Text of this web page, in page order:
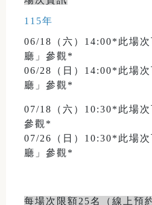
115年
06/18（六）14:00*此場
廳」參觀*
06/28（日）14:00*此場
廳」參觀*
07/18（六）10:30*此場次
參觀*
07/26（日）10:30*此場
廳」參觀*
每場次限額25名（線上預